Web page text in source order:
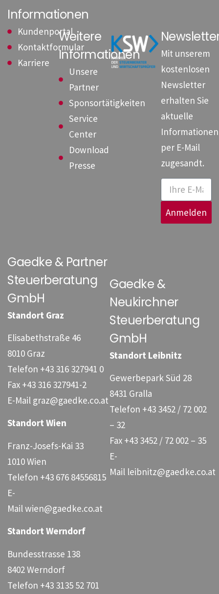
Informationen
Kundenportal
Kontaktformular
Karriere
Weitere
Informationen
Unsere
Partner
Sponsortätigkeiten
Service
Center
Download
Presse
Mit unserem
kostenlosen
Newsletter
erhalten Sie
aktuelle
Informationen
per E-Mail
zugesandt.
Anmelden
Gaedke & Partner
Steuerberatung
GmbH
Standort Graz
Elisabethstraße 46
8010 Graz
Telefon +43 316 327941 0
Fax +43 316 327941-2
E-Mail graz@gaedke.co.at
Standort Wien
Franz-Josefs-Kai 33
1010 Wien
Telefon +43 676 84556815
E-
Mail wien@gaedke.co.at
Standort Werndorf
Bundesstrasse 138
8402 Werndorf
Telefon +43 3135 52 701
Gaedke &
Neukirchner
Steuerberatung
GmbH
Standort Leibnitz
Gewerbepark Süd 28
8431 Gralla
Telefon +43 3452 / 72 002
– 32
Fax +43 3452 / 72 002 – 35
E-
Mail leibnitz@gaedke.co.at